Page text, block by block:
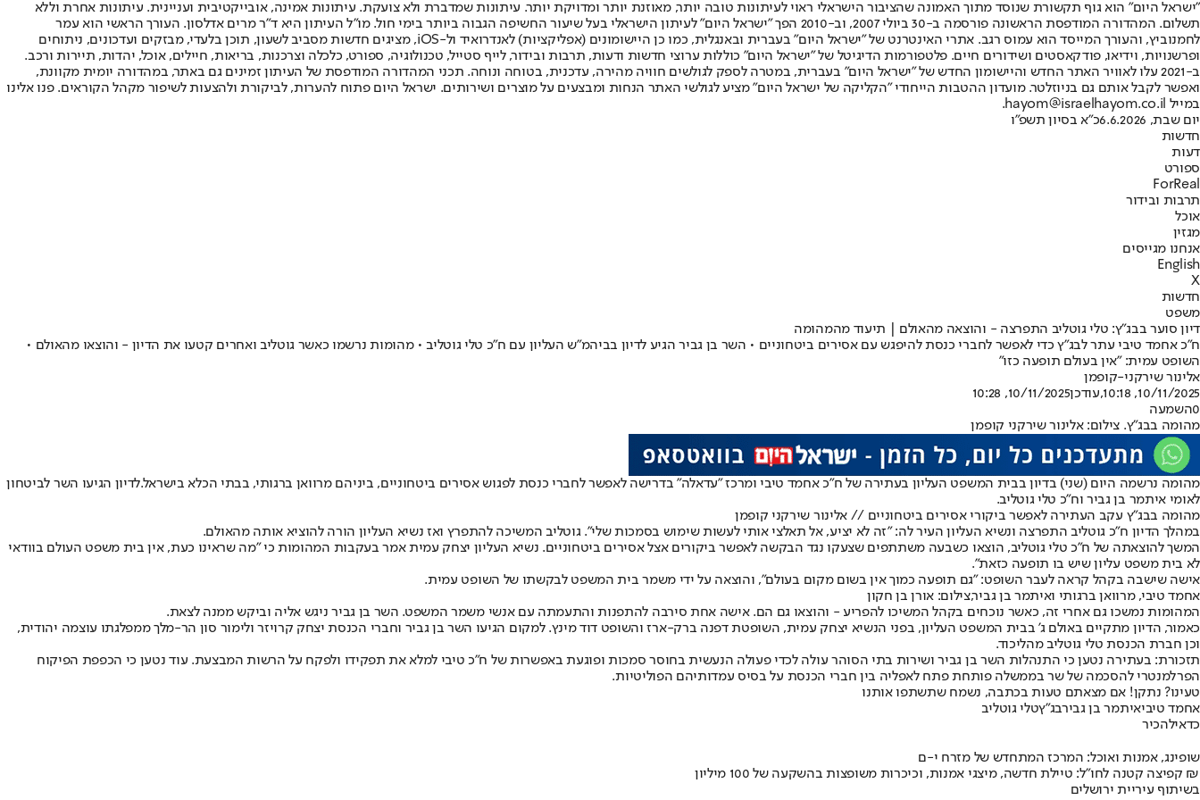
"ישראל היום" הוא גוף תקשורת שנוסד מתוך האמונה שהציבור הישראלי ראוי לעיתונות טובה יותר, מאוזנת יותר ומדויקת יותר. עיתונות שמדברת ולא צועקת. עיתונות אמינה, אובייקטיבית ועניינית. עיתונות אחרת וללא
תשלום. המהדורה המודפסת הראשונה פורסמה ב-30 ביולי 2007, וב-2010 הפך "ישראל היום" לעיתון הישראלי בעל שיעור החשיפה הגבוה ביותר בימי חול. מו"ל העיתון היא ד"ר מרים אדלסון. העורך הראשי הוא עמר
לחמנוביץ, והעורך המייסד הוא עמוס רגב. אתרי האינטרנט של "ישראל היום" בעברית ובאנגלית, כמו כן היישומונים (אפליקציות) לאנדרואיד ול-iOS, מציגים חדשות מסביב לשעון, תוכן בלעדי, מבזקים ועדכונים, ניתוחים
ופרשנויות, וידיאו, פודקאסטים ושידורים חיים. פלטפורמות הדיגיטל של "ישראל היום" כוללות ערוצי חדשות ודעות, תרבות ובידור, לייף סטייל, טכנולוגיה, ספורט, כלכלה וצרכנות, בריאות, חיילים, אוכל, יהדות, תיירות ורכב.
ב-2021 עלו לאוויר האתר החדש והיישומון החדש של "ישראל היום" בעברית, במטרה לספק לגולשים חוויה מהירה, עדכנית, בטוחה ונוחה. תכני המהדורה המודפסת של העיתון זמינים גם באתר, במהדורה יומית מקוונת,
ואפשר לקבל אותם גם בניוזלטר. מועדון ההטבות הייחודי "הקליקה של ישראל היום" מציע לגולשי האתר הנחות ומבצעים על מוצרים ושירותים. ישראל היום פתוח להערות, לביקורת ולהצעות לשיפור מקהל הקוראים. פנו אלינו
במייל hayom@israelhayom.co.il.
יום שבת, 6.6.2026
כ"א בסיון תשפ"ו
חדשות
דעות
ספורט
ForReal
תרבות ובידור
אוכל
מגזין
אנחנו מגייסים
English
X
חדשות
משפט
דיון סוער בבג"ץ: טלי גוטליב התפרצה - והוצאה מהאולם | תיעוד מהמהומה
ח"כ אחמד טיבי עתר לבג"ץ כדי לאפשר לחברי כנסת להיפגש עם אסירים ביטחוניים • השר בן גביר הגיע לדיון בביהמ"ש העליון עם ח"כ טלי גוטליב • מהומות נרשמו כאשר גוטליב ואחרים קטעו את הדיון - והוצאו מהאולם •
השופט עמית: "אין בעולם תופעה כזו"
אלינור שירקני-קופמן
10/11/2025, 10:18
,עודכן10/11/2025, 10:28
0השמעה
מהומה בבג"ץ. צילום: אלינור שירקני קופמן
מהומה נרשמה היום (שני) בדיון בבית המשפט העליון בעתירה של ח"כ אחמד טיבי ומרכז "עדאלה" בדרישה לאפשר לחברי כנסת לפגוש אסירים ביטחוניים, ביניהם מרוואן ברגותי, בבתי הכלא בישראל.לדיון הגיעו השר לביטחון
לאומי איתמר בן גביר וח״כ טלי גוטליב.
מהומה בבג"ץ עקב העתירה לאפשר ביקורי אסירים ביטחוניים // אלינור שירקני קופמן
במהלך הדיון ח״כ גוטליב התפרצה ונשיא העליון העיר לה: ״זה לא יציע, אל תאלצי אותי לעשות שימוש בסמכות שלי״. גוטליב המשיכה להתפרץ ואז נשיא העליון הורה להוציא אותה מהאולם.
המשך להוצאתה של ח"כ טלי גוטליב, הוצאו כשבעה משתתפים שצעקו נגד הבקשה לאפשר ביקורים אצל אסירים ביטחוניים. נשיא העליון יצחק עמית אמר בעקבות המהומות כי "מה שראינו כעת, אין בית משפט העולם בוודאי
לא בית משפט עליון שיש בו תופעה כזאת".
אישה שישבה בקהל קראה לעבר השופט: "גם תופעה כמוך אין בשום מקום בעולם", והוצאה על ידי משמר בית המשפט לבקשתו של השופט עמית.
אחמד טיבי, מרוואן ברגותי ואיתמר בן גביר,צילום: אורן בן חקון
המהומות נמשכו גם אחרי זה, כאשר נוכחים בקהל המשיכו להפריע - והוצאו גם הם. אישה אחת סירבה להתפנות והתעמתה עם אנשי משמר המשפט. השר בן גביר ניגש אליה וביקש ממנה לצאת.
כאמור, הדיון מתקיים באולם ג' בבית המשפט העליון, בפני הנשיא יצחק עמית, השופטת דפנה ברק-ארז והשופט דוד מינץ. למקום הגיעו השר בן גביר וחברי הכנסת יצחק קרויזר ולימור סון הר-מלך ממפלגתו עוצמה יהודית,
וכן חברת הכנסת טלי גוטליב מהליכוד.
תזכורת: בעתירה נטען כי התנהלות השר בן גביר ושירות בתי הסוהר עולה לכדי פעולה הנעשית בחוסר סמכות ופוגעת באפשרות של ח"כ טיבי למלא את תפקידו ולפקח על הרשות המבצעת. עוד נטען כי הכפפת הפיקוח
הפרלמנטרי להסכמה של שר בממשלה פותחת פתח לאפליה בין חברי הכנסת על בסיס עמדותיהם הפוליטיות.
טעינו? נתקן! אם מצאתם טעות בכתבה, נשמח שתשתפו אותנו
אחמד טיביאיתמר בן גבירבג"ץטלי גוטליב
כדאילהכיר
שופינג, אמנות ואוכל: המרכז המתחדש של מזרח י-ם
קפיצה קטנה לחו"ל: טיילת חדשה, מיצגי אמנות, וכיכרות משופצות בהשקעה של 100 מיליון ₪
בשיתוף עיריית ירושלים